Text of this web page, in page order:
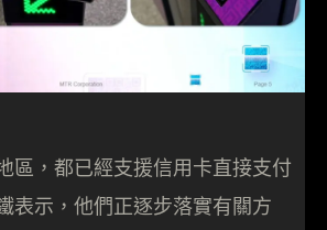
區，都已經支援信用卡直接支付
表示，他們正逐步落實有關方